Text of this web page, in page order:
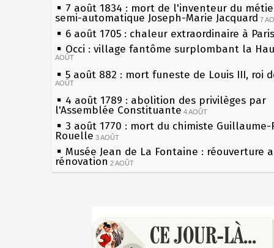
7 août 1834 : mort de l'inventeur du
semi-automatique Joseph-Marie Jacquard 7
6 août 1705 : chaleur extraordinaire à Paris
Occi : village fantôme surplombant la
AOÛT
5 août 882 : mort funeste de Louis III, roi
AOÛT
4 août 1789 : abolition des privilèges par
l'Assemblée Constituante 4 AOÛT
3 août 1770 : mort du chimiste Guillaume-
Rouelle 3 AOÛT
Musée Jean de La Fontaine : réouverture
rénovation 2 AOÛT
2 août 1802 : Bonaparte est nommé
31 juillet 1899 : décret instaurant les
boîtes aux lettres en fonte de Léon
les siècles
27 mai 1610 : supplice de François
du roi Henri IV